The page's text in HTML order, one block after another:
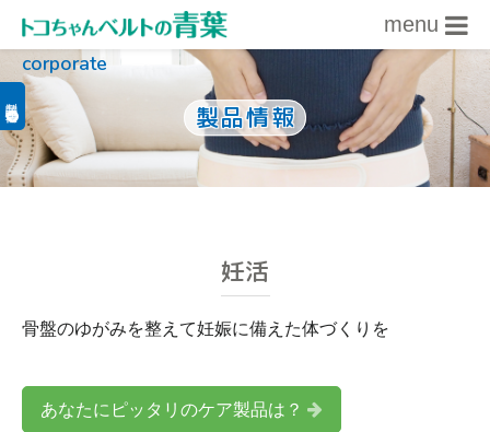
内容をスキップ
menu
corporate
製品情報
妊活
骨盤のゆがみを整えて妊娠に備えた体づくりを
あなたにピッタリのケア製品は？